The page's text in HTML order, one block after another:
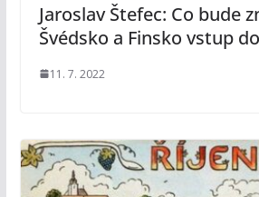
Jaroslav Štefec: Co bude
Švédsko a Finsko vstup
11. 7. 2022